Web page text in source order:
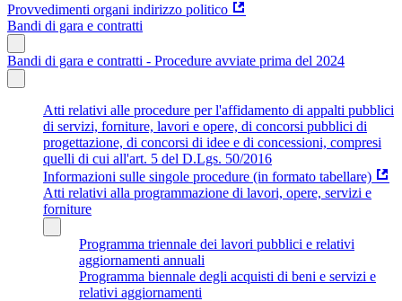
Provvedimenti organi indirizzo politico
Bandi di gara e contratti
Bandi di gara e contratti - Procedure avviate prima del 2024
Atti relativi alle procedure per l'affidamento di appalti pubblici
di servizi, forniture, lavori e opere, di concorsi pubblici di
progettazione, di concorsi di idee e di concessioni, compresi
quelli di cui all'art. 5 del D.Lgs. 50/2016
Informazioni sulle singole procedure (in formato tabellare)
Atti relativi alla programmazione di lavori, opere, servizi e
forniture
Programma triennale dei lavori pubblici e relativi
aggiornamenti annuali
Programma biennale degli acquisti di beni e servizi e
relativi aggiornamenti